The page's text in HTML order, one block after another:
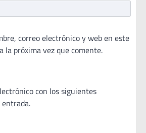
correo electrónico y web en este
la próxima vez que comente.
con los siguientes